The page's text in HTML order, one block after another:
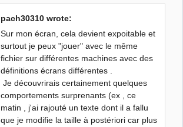
pach30310 wrote:
Sur mon écran, cela devient expoitable et
surtout je peux "jouer" avec le même
fichier sur différentes machines avec des
définitions écrans différentes .
Je découvrirais certainement quelques
comportements surprenants (ex , ce
matin , j'ai rajouté un texte dont il a fallu
que je modifie la taille à postériori car plus